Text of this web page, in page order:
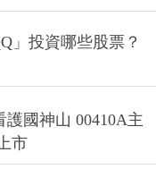
」投資哪些股票？
國神山 00410A主
市